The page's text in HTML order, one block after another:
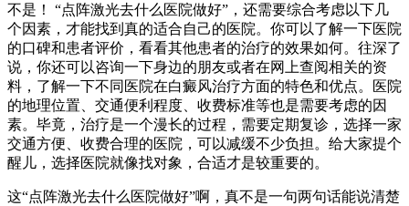
不是！ “点阵激光去什么医院做好”，还需要综合考虑以下几
个因素，才能找到真的适合自己的医院。你可以了解一下医院
的口碑和患者评价，看看其他患者的治疗的效果如何。往深了
说，你还可以咨询一下身边的朋友或者在网上查阅相关的资
料，了解一下不同医院在白癜风治疗方面的特色和优点。医院
的地理位置、交通便利程度、收费标准等也是需要考虑的因
素。毕竟，治疗是一个漫长的过程，需要定期复诊，选择一家
交通方便、收费合理的医院，可以减缓不少负担。给大家提个
醒儿，选择医院就像找对象，合适才是较重要的。
这“点阵激光去什么医院做好”啊，真不是一句两句话能说清楚